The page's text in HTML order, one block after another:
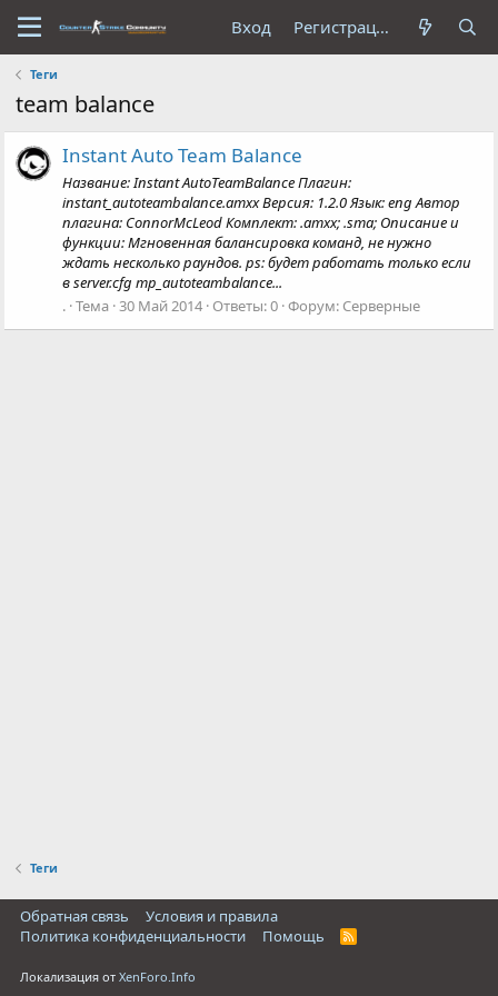
Вход Регистрация
Теги
team balance
Instant Auto Team Balance
Название: Instant AutoTeamBalance Плагин:
instant_autoteambalance.amxx Версия: 1.2.0 Язык: eng Автор
плагина: ConnorMcLeod Комплект: .amxx; .sma; Описание и
функции: Мгновенная балансировка команд, не нужно
ждать несколько раундов. ps: будет работать только если
в server.cfg mp_autoteambalance...
. Тема 30 Май 2014 Ответы: 0 Форум: Серверные
Теги
Обратная связь
Условия и правила
Политика конфиденциальности
Помощь
R
Локализация отXenForo.Info